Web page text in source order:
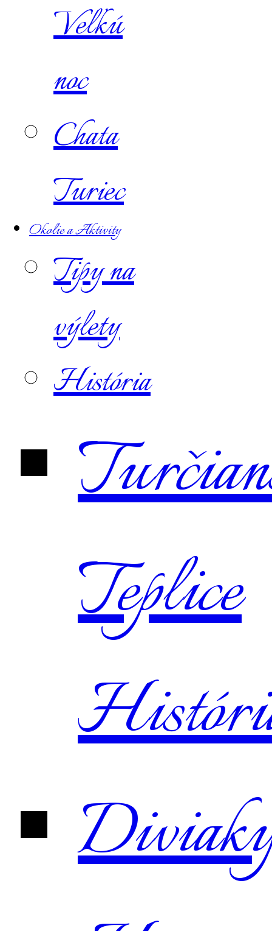
Veľkú
noc
Chata
Turiec
Okolie a Aktivity
Tipy na
výlety
História
Teplice